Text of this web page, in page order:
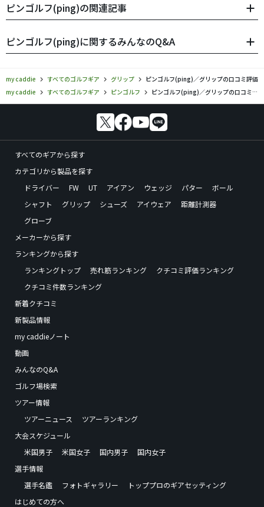
ピンゴルフ(ping)の関連記事
ピンゴルフ(ping)に関するみんなのQ&A
my caddie すべてのゴルフギア グリップ
ピンゴルフ(ping)／グリップの口コミ評価
my caddie
すべてのゴルフギア ピンゴルフ ピンゴルフ(ping)／グリップの口コミ評価
すべてのギアから探す
カテゴリから製品を探す
ドライバー
FW UT アイアン ウェッジ パター
ボール
シャフト
グリップ シューズ アイウェア
距離計測器
グローブ
メーカーから探す
ランキングから探す
ランキングトップ
売れ筋ランキング
クチコミ評価ランキング
クチコミ件数ランキング
新着クチコミ
新製品情報
my caddieノート
動画
みんなのQ&A
ゴルフ場検索
ツアー情報
ツアーニュース
ツアーランキング
大会スケジュール
米国男子
米国女子 国内男子
国内女子
選手情報
選手名鑑
フォトギャラリー
トッププロのギアセッティング
はじめての方へ